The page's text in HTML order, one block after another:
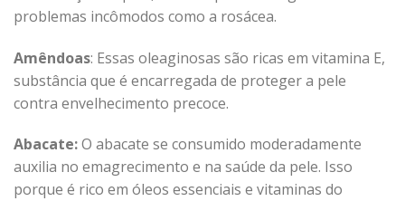
problemas incômodos como a rosácea.
Amêndoas: Essas oleaginosas são ricas em vitamina E,
substância que é encarregada de proteger a pele
contra envelhecimento precoce.
Abacate:O abacate se consumido moderadamente
auxilia no emagrecimento e na saúde da pele. Isso
porque é rico em óleos essenciais e vitaminas do